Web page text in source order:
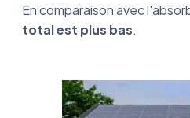
En comparaison avec
total est plus bas.